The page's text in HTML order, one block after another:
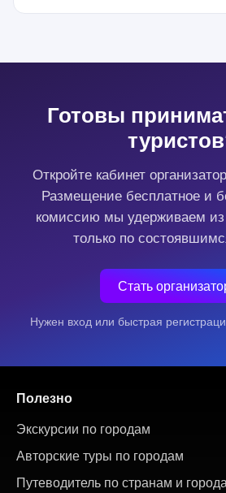
Готовы
Откройте кабинет
Размещение бесплатное и
комиссию мы удерживаем из
только по
Стать
Нужен вход или быстрая
Полезно
Экскурсии по городам
Авторские туры по городам
Путеводитель по странам и